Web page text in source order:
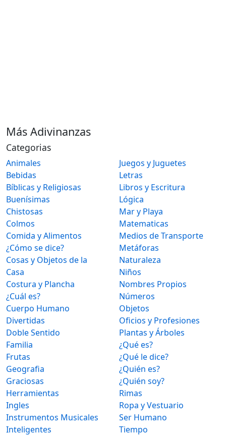
Más Adivinanzas
Categorias
Animales
Bebidas
Bíblicas y Religiosas
Buenísimas
Chistosas
Colmos
Comida y Alimentos
¿Cómo se dice?
Cosas y Objetos de la
Casa
Costura y Plancha
¿Cuál es?
Cuerpo Humano
Divertidas
Doble Sentido
Familia
Frutas
Geografia
Graciosas
Herramientas
Ingles
Instrumentos Musicales
Inteligentes
Juegos y Juguetes
Letras
Libros y Escritura
Lógica
Mar y Playa
Matematicas
Medios de Transporte
Metáforas
Naturaleza
Niños
Nombres Propios
Números
Objetos
Oficios y Profesiones
Plantas y Árboles
¿Qué es?
¿Qué le dice?
¿Quién es?
¿Quién soy?
Rimas
Ropa y Vestuario
Ser Humano
Tiempo